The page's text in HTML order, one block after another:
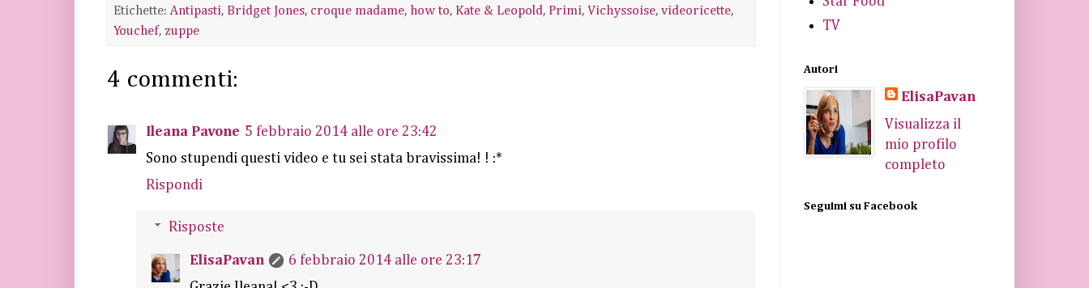
Etichette:Antipasti, Bridget Jones, croque madame, how to, Kate & Leopold, Primi, Vichyssoise, videoricette,
Youchef, zuppe
4 commenti:
Ileana Pavone 5 febbraio 2014 alle ore 23:42
Sono stupendi questi video e tu sei stata bravissima! ! :*
Rispondi
Risposte
ElisaPavan
6 febbraio 2014 alle ore 23:17
TV
Autori
ElisaPavan
Visualizza il
mio profilo
completo
Seguimi su Facebook